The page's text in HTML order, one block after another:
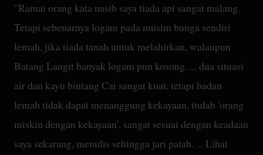
"Ramai orang kata nasib saya tiada api sangat malang.
Tetapi sebenarnya logam pada musim bunga sendiri
lemah, jika tiada tanah untuk melahirkan, walaupun
Batang Langit banyak logam pun kosong. ... dua situasi
air dan kayu bintang Cai sangat kuat, tetapi badan
lemah tidak dapat menanggung kekayaan, itulah 'orang
miskin dengan kekayaan', sangat sesuai dengan keadaan
saya sekarang, menulis sehingga jari patah. ... Lihat